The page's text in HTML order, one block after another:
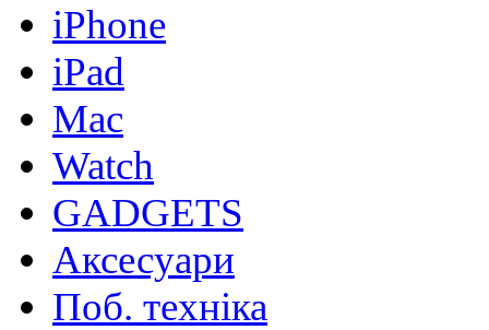
iPhone
iPad
Mac
Watch
GADGETS
Аксесуари
Поб. техніка